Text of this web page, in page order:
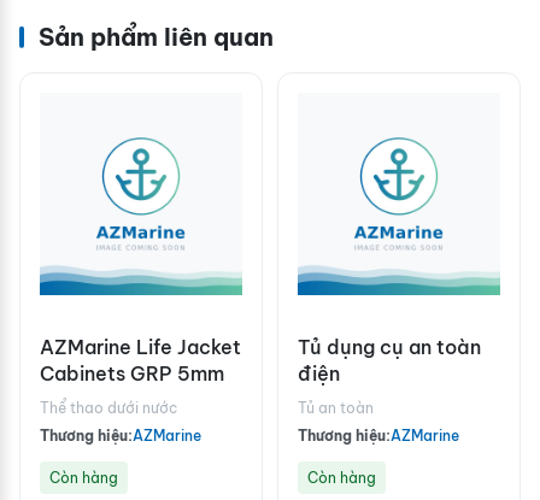
Sản phẩm liên quan
AZMarine Life Jacket
Cabinets GRP 5mm
Thể thao dưới nước
Thương hiệu:AZMarine
Còn hàng
Tủ dụng cụ an toàn
điện
Tủ an toàn
Thương hiệu:AZMarine
Còn hàng